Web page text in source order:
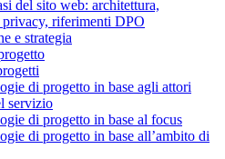
del sito web: architettura,
riferimenti DPO
e strategia
di progetto in base agli attori
servizio
di progetto in base al focus
di progetto in base all’ambito di